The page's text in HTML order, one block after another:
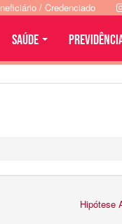
Hipótese
/ Credenciado
SAÚDE